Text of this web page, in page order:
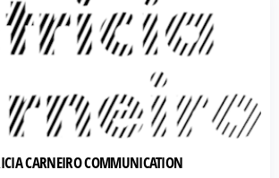
CARNEIRO COMMUNICATION